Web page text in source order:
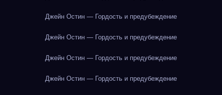
Джейн Остин — Гордость и предубеждение
Джейн Остин — Гордость и предубеждение
Джейн Остин — Гордость и предубеждение
Джейн Остин — Гордость и предубеждение